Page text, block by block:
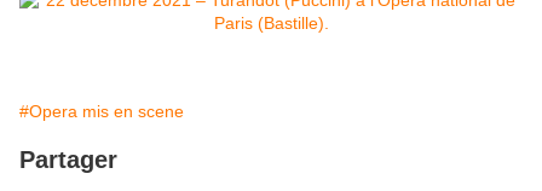
#Opera mis en scene
Partager